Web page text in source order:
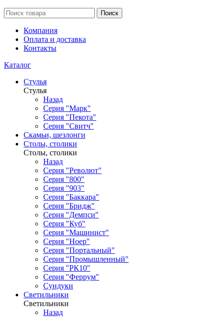
Поиск
Компания
Оплата и доставка
Контакты
Каталог
Стулья
Стулья
Назад
Серия "Марк"
Серия "Пекота"
Серия "Свитч"
Скамьи, шезлонги
Столы, столики
Столы, столики
Назад
Серия "Револют"
Серия "800"
Серия "903"
Серия "Баккара"
Серия "Бридж"
Серия "Демпси"
Серия "Куб"
Серия "Машинист"
Серия "Ноер"
Серия "Портальный"
Серия "Промышленный"
Серия "РК10"
Серия "Феррум"
Сундуки
Светильники
Светильники
Назад